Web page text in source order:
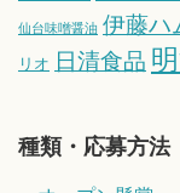
仙台味噌醤油 伊藤ハ
リオ 日清食品
種類・応募方法